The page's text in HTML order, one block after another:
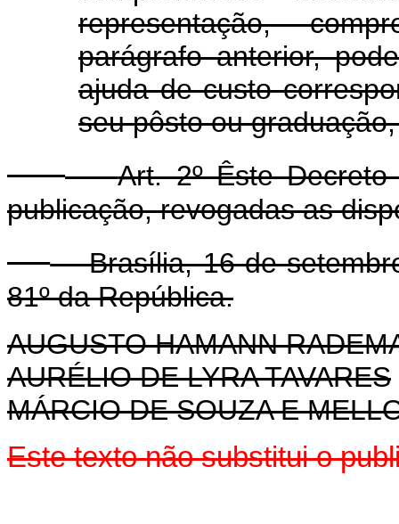
representação,
parágrafo anterior,
ajuda de custo
seu pôsto ou
Art. 2º Êste
publicação, revogadas as
Brasília, 16 de setembro
81º da República.
AUGUSTO HAMANN
AURÉLIO DE LYRA TAVARES
MÁRCIO DE SOUZA E
Este texto não substitui o